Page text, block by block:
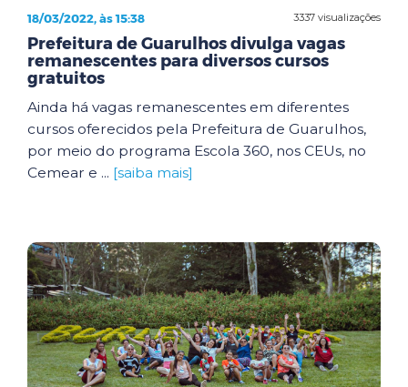
3337 visualizações
18/03/2022, às 15:38
Prefeitura de Guarulhos divulga vagas
remanescentes para diversos cursos
gratuitos
Ainda há vagas remanescentes em diferentes
cursos oferecidos pela Prefeitura de Guarulhos,
por meio do programa Escola 360, nos CEUs, no
Cemear e ... [saiba mais]